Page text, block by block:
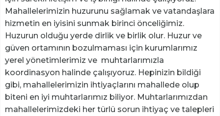
Mahallelerimizin huzurunu sağlamak ve vatandaşlara
hizmetin en iyisini sunmak birinci önceliğimiz.
Huzurun olduğu yerde dirlik ve birlik olur. Huzur ve
güven ortamının bozulmaması için kurumlarımız
yerel yönetimlerimiz ve muhtarlarımızla
koordinasyon halinde çalışıyoruz. Hepinizin bildiği
gibi, mahallelerimizin ihtiyaçlarını mahallede olup
biteni en iyi muhtarlarımız biliyor. Muhtarlarımızdan
mahallelerimizdeki her türlü sorun ihtiyaç ve talepleri